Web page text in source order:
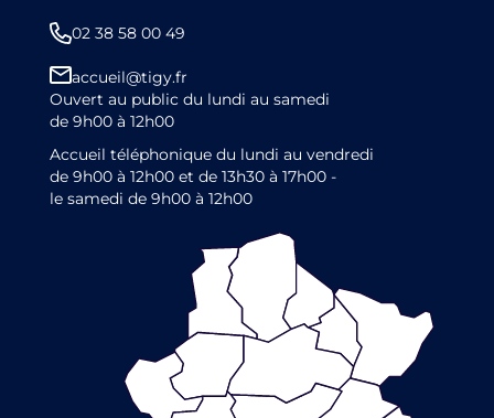
02 38 58 00 49
accueil@tigy.fr
Ouvert au public du lundi au samedi
de 9h00 à 12h00
Accueil téléphonique du lundi au vendredi
de 9h00 à 12h00 et de 13h30 à 17h00 -
le samedi de 9h00 à 12h00